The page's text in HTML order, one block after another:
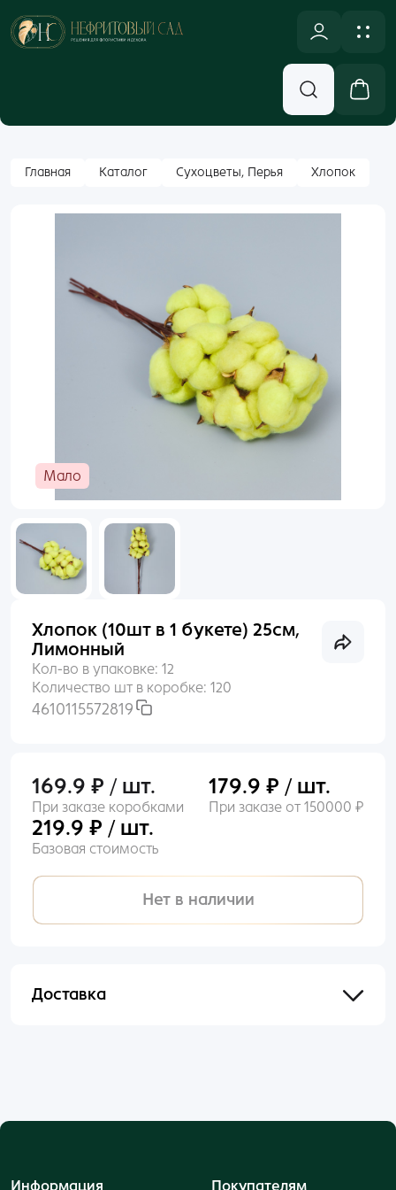
Корзины
Лента
Новогодний ассортимент
Пакеты
Сухоцветы, Перья
Упаковочные материалы
Выгодное предложение
Новинки
Главная Каталог Сухоцветы, Перья Хлопок
Мало
Хлопок (10шт в 1 букете) 25см,
Лимонный
Кол-во в упаковке: 12
Количество шт в коробке: 120
4610115572819
169.9 ₽ / шт.
При заказе коробками
179.9 ₽ / шт.
При заказе от 150000 ₽
219.9 ₽ / шт.
Базовая стоимость
Нет в наличии
Доставка
Информация Покупателям
Пароль
Забыли пароль?
Раньше входили по номеру телефона?
Нет аккаунта? Создать